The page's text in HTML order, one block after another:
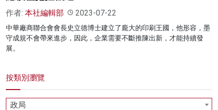
作者: 本社編輯部 2023-07-22
中華廠商聯合會會長史立德博士建立了龐大的印刷王國，他形容，墨
守成規不會帶來進步，因此，企業需要不斷推陳出新，才能持續發
展。
按類別瀏覽
政局